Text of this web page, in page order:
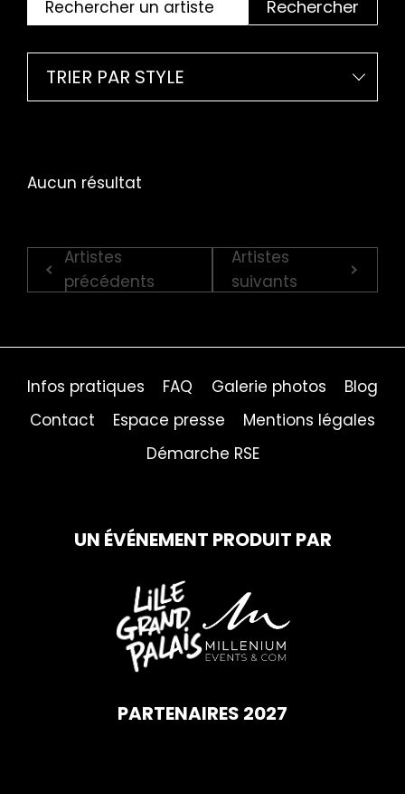
Rechercher
TRIER PAR STYLE
Aucun résultat
Artistes
précédents
Artistes
suivants
Infos pratiques FAQ Galerie photos
Blog
Contact
Espace presse
Mentions légales
Démarche RSE
UN ÉVÉNEMENT PRODUIT PAR
PARTENAIRES 2027